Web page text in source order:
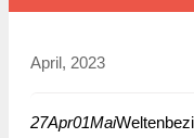
April, 2023
27Apr01Mai